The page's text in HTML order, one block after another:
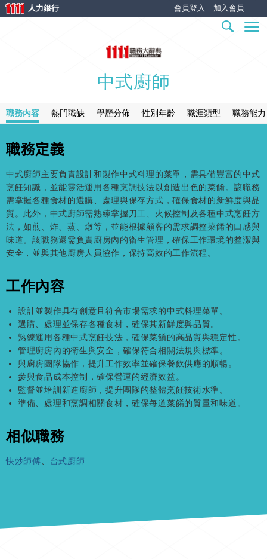
會員登入 加入會員
人力銀行
中式廚師
職務內容 熱門職缺 學歷分佈 性別年齡 職涯類型 職務能力
職務定義
中式廚師主要負責設計和製作中式料理的菜單，需具備豐富的中式
烹飪知識，並能靈活運用各種烹調技法以創造出色的菜餚。該職務
需掌握各種食材的選購、處理與保存方式，確保食材的新鮮度與品
質。此外，中式廚師需熟練掌握刀工、火候控制及各種中式烹飪方
法，如煎、炸、蒸、燉等，並能根據顧客的需求調整菜餚的口感與
味道。該職務還需負責廚房內的衛生管理，確保工作環境的整潔與
安全，並與其他廚房人員協作，保持高效的工作流程。
工作內容
設計並製作具有創意且符合市場需求的中式料理菜單。
選購、處理並保存各種食材，確保其新鮮度與品質。
熟練運用各種中式烹飪技法，確保菜餚的高品質與穩定性。
管理廚房內的衛生與安全，確保符合相關法規與標準。
與廚房團隊協作，提升工作效率並確保餐飲供應的順暢。
參與食品成本控制，確保營運的經濟效益。
監督並培訓新進廚師，提升團隊的整體烹飪技術水準。
準備、處理和烹調相關食材，確保每道菜餚的質量和味道。
相似職務
快炒師傅 台式廚師